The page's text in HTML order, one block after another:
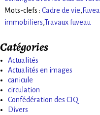
Mots-clefs : Cadre de vie,
immobiliers,Travaux fuveau
Catégories
Actualités
Actualités en images
canicule
circulation
Confédération des CIQ
Divers